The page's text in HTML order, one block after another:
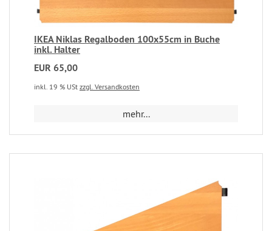
IKEA Niklas Regalboden 100x55cm in Buche
inkl. Halter
EUR 65,00
inkl. 19 % USt zzgl. Versandkosten
mehr...